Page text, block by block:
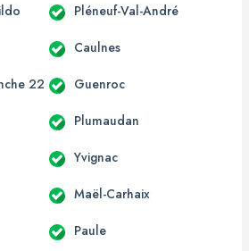
Pléneuf-Val-André
Caulnes
22 Guenroc
Plumaudan
Yvignac
Maël-Carhaix
Paule